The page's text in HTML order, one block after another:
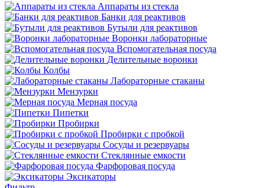
Аппараты из стекла
Банки для реактивов
Бутыли для реактивов
Воронки лабораторные
Вспомогательная посуда
Делительные воронки
Колбы
Лабораторные стаканы
Мензурки
Мерная посуда
Пипетки
Пробирки
Пробирки с пробкой
Сосуды и резервуары
Стеклянные емкости
Фарфоровая посуда
Эксикаторы